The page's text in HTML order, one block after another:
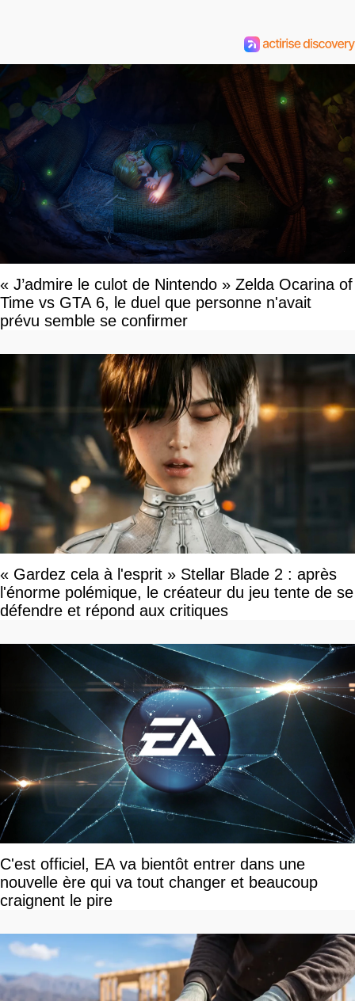
« J’admire le culot de Nintendo » Zelda Ocarina of
Time vs GTA 6, le duel que personne n'avait
prévu semble se confirmer
« Gardez cela à l'esprit » Stellar Blade 2 : après
l'énorme polémique, le créateur du jeu tente de se
défendre et répond aux critiques
C'est officiel, EA va bientôt entrer dans une
nouvelle ère qui va tout changer et beaucoup
craignent le pire